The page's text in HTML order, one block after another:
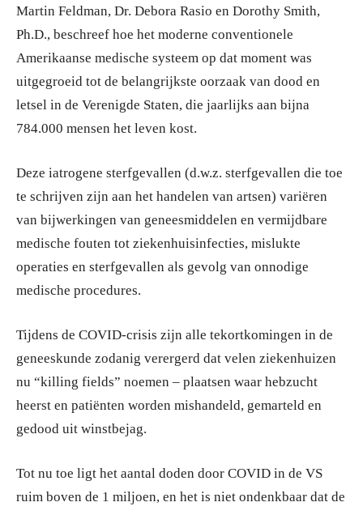
Martin Feldman, Dr. Debora Rasio en Dorothy Smith,
Ph.D., beschreef hoe het moderne conventionele
Amerikaanse medische systeem op dat moment was
uitgegroeid tot de belangrijkste oorzaak van dood en
letsel in de Verenigde Staten, die jaarlijks aan bijna
784.000 mensen het leven kost.
Deze iatrogene sterfgevallen (d.w.z. sterfgevallen die toe
te schrijven zijn aan het handelen van artsen) variëren
van bijwerkingen van geneesmiddelen en vermijdbare
medische fouten tot ziekenhuisinfecties, mislukte
operaties en sterfgevallen als gevolg van onnodige
medische procedures.
Tijdens de COVID-crisis zijn alle tekortkomingen in de
geneeskunde zodanig verergerd dat velen ziekenhuizen
nu “killing fields” noemen – plaatsen waar hebzucht
heerst en patiënten worden mishandeld, gemarteld en
gedood uit winstbejag.
Tot nu toe ligt het aantal doden door COVID in de VS
ruim boven de 1 miljoen, en het is niet ondenkbaar dat de